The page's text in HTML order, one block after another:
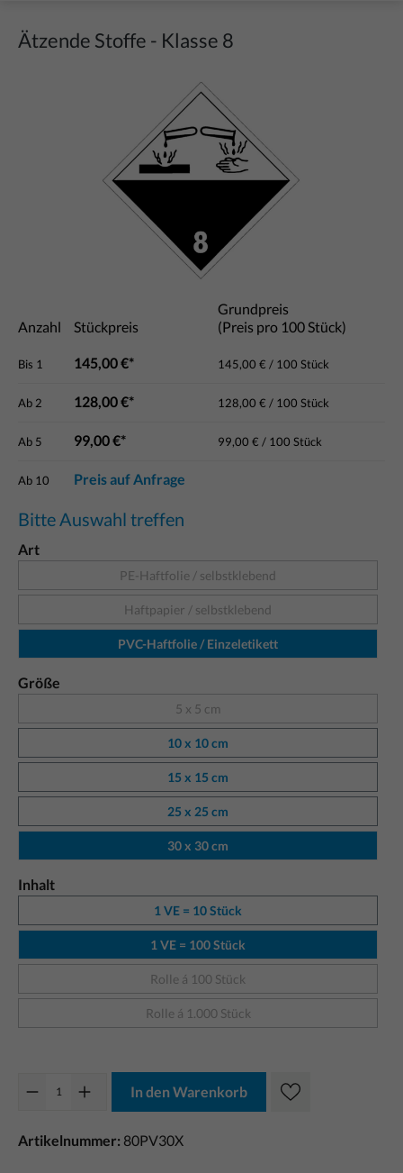
Ätzende Stoffe - Klasse 8
Anzahl Stückpreis
Grundpreis
(Preis pro 100 Stück)
Bis 1 145,00 €* 145,00 € / 100 Stück
Ab 2 128,00 €* 128,00 € / 100 Stück
Ab 5 99,00 €* 99,00 € / 100 Stück
Ab 10 Preis auf Anfrage
Bitte Auswahl treffen
Art
PE-Haftfolie / selbstklebend
Haftpapier / selbstklebend
PVC-Haftfolie / Einzeletikett
Größe
5 x 5 cm
10 x 10 cm
15 x 15 cm
25 x 25 cm
30 x 30 cm
Inhalt
1 VE = 10 Stück
1 VE = 100 Stück
Rolle á 100 Stück
Rolle á 1.000 Stück
In den Warenkorb
Artikelnummer: 80PV30X